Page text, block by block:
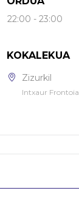
22:00 - 23:00
KOKALEKUA
Zizurkil
Intxaur Frontoia